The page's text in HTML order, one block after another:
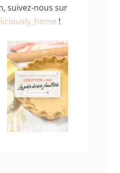
suivez-nous sur
!